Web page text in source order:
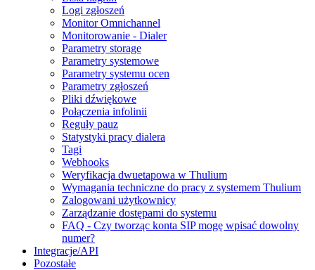
Logi zgłoszeń
Monitor Omnichannel
Monitorowanie - Dialer
Parametry storage
Parametry systemowe
Parametry systemu ocen
Parametry zgłoszeń
Pliki dźwiękowe
Połączenia infolinii
Reguły pauz
Statystyki pracy dialera
Tagi
Webhooks
Weryfikacja dwuetapowa w Thulium
Wymagania techniczne do pracy z systemem Thulium
Zalogowani użytkownicy
Zarządzanie dostępami do systemu
FAQ - Czy tworząc konta SIP mogę wpisać dowolny
numer?
Integracje/API
Pozostałe